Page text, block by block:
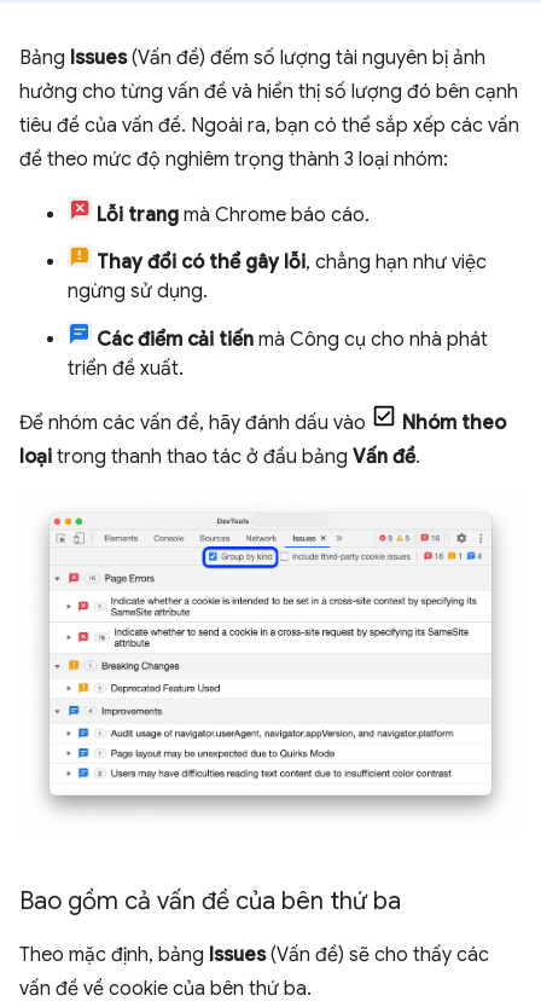
Bảng Issues(Vấn đề) đếm số lượng tài nguyên bị ảnh
hưởng cho từng vấn đề và hiển thị số lượng đó bên cạnh
tiêu đề của vấn đề. Ngoài ra, bạn có thể sắp xếp các vấn
đề theo mức độ nghiêm trọng thành 3 loại nhóm:
Lỗi trang mà Chrome báo cáo.
Thay đổi có thể gây lỗi, chẳng hạn như việc
ngừng sử dụng.
Các điểm cải tiến mà Công cụ cho nhà phát
triển đề xuất.
Để nhóm các vấn đề, hãy đánh dấu vào
Nhóm theo
loại trong thanh thao tác ở đầu bảng Vấn đề.
Bao gồm cả vấn đề của bên thứ ba
Theo mặc định, bảng Issues(Vấn đề) sẽ cho thấy các
vấn đề về cookie của bên thứ ba.